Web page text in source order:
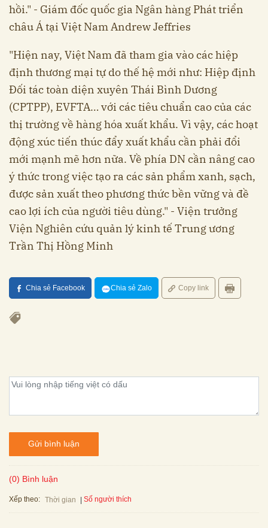
hồi." - Giám đốc quốc gia Ngân hàng Phát triển
châu Á tại Việt Nam Andrew Jeffries
"Hiện nay, Việt Nam đã tham gia vào các hiệp
định thương mại tự do thế hệ mới như: Hiệp định
Đối tác toàn diện xuyên Thái Bình Dương
(CPTPP), EVFTA… với các tiêu chuẩn cao của các
thị trường về hàng hóa xuất khẩu. Vì vậy, các hoạt
động xúc tiến thúc đẩy xuất khẩu cần phải đổi
mới mạnh mẽ hơn nữa. Về phía DN cần nâng cao
ý thức trong việc tạo ra các sản phẩm xanh, sạch,
được sản xuất theo phương thức bền vững và đề
cao lợi ích của người tiêu dùng." - Viện trưởng
Viện Nghiên cứu quản lý kinh tế Trung ương
Trần Thị Hồng Minh
Chia sẻ Facebook Chia sẻ Zalo Copy link
Gửi bình luận
(0) Bình luận
Xếp theo: Thời gian Số người thích